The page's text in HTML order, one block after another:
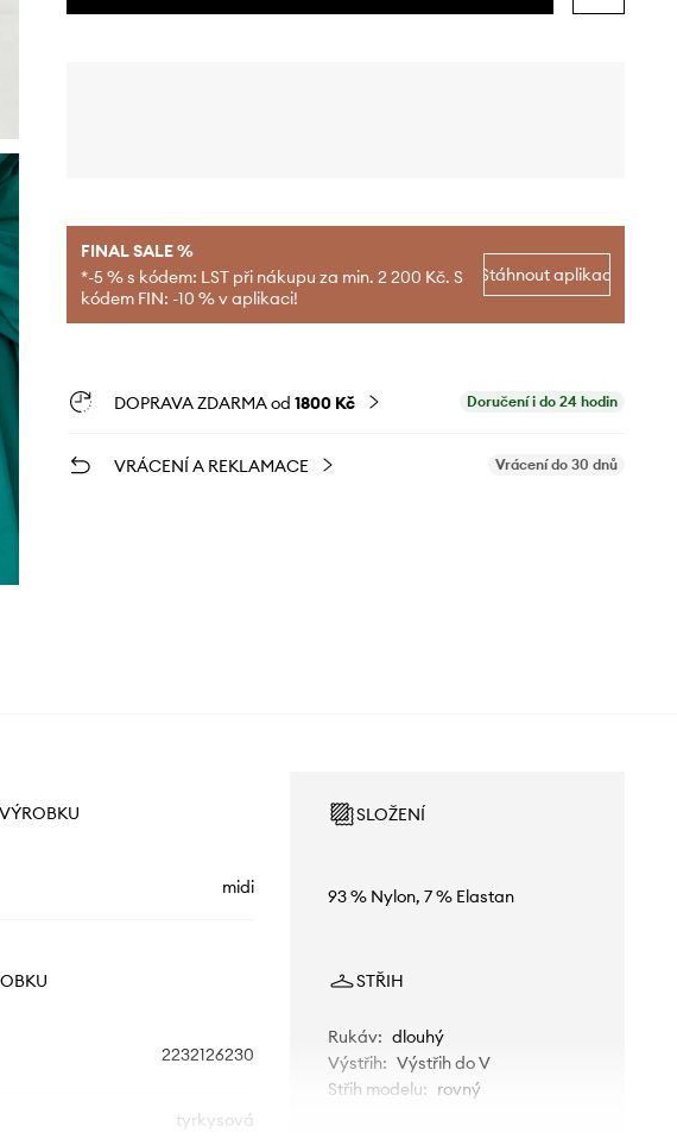
FINAL SALE %
*-5 % s kódem: LST při nákupu za min. 2 200 Kč. S
kódem FIN: -10 % v aplikaci!
Stáhnout aplikaci
DOPRAVA ZDARMA od 1800 Kč Doručení i do 24 hodin
VRÁCENÍ A REKLAMACE Vrácení do 30 dnů
midi
2232126230
tyrkysová
SLOŽENÍ
93 % Nylon, 7 % Elastan
STŘIH
Rukáv: dlouhý
Výstřih: Výstřih do V
Střih modelu: rovný